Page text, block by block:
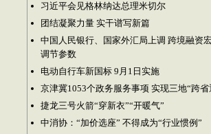
习近平会见格林纳达总理米切尔
团结凝聚力量 实干谱写新篇
中国人民银行、国家外汇局上调 跨境融资
调节参数
电动自行车新国标 9月1日实施
京津冀1053个政务服务事项 实现三地“跨省
捷龙三号火箭“穿新衣”“开暖气”
中消协：“加价选座” 不得成为“行业惯例”